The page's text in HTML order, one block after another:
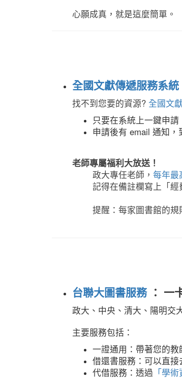
心願成真，就是這麼簡單。
全國文獻傳遞服務系統
找不到您要的資源? 全國文
只要在系統上一鍵申
申請後有 email 通知，
老師專屬福利大放送！
政大專任老師， 每年最
記得在備註欄寫上「經
提醒：每家圖書館的規
台聯大圖書服務 ： 一
政大、中央、清大、陽明交
主要服務包括：
一證通用：帶著您的教
借還書服務：可以直
代借服務：透過 「學